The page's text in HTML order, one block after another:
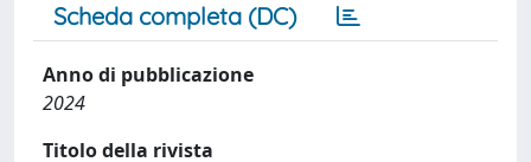
Scheda completa (DC)
Anno di pubblicazione
2024
Titolo della rivista